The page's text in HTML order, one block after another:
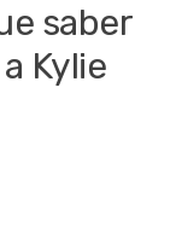
saber
Kylie